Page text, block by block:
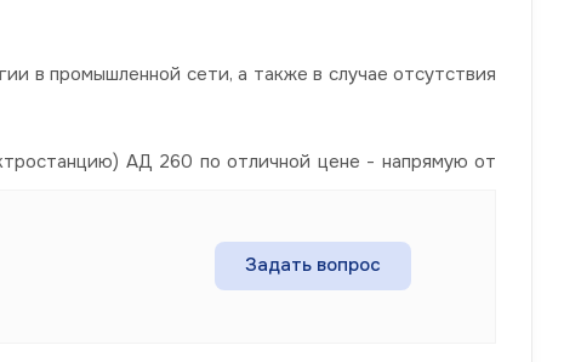
в промышленной сети, а также в случае отсутствия
АД 260 по отличной цене - напрямую от
Задать вопрос